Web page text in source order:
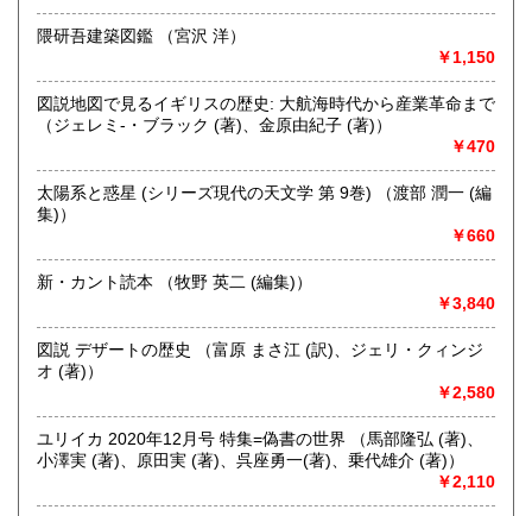
不死鳥BOOKSでは、書籍だけでなくCD、DVD、レコード、
ゲーム、おもちゃ、骨董品まであらゆるものの買い取りがで
きます。店主が、日本全国買取にお伺いいたします。お気軽
取り扱い分野
国書、サブカルチャー、古書一般（その他）
オールジャンル
隈研吾建築図鑑 （宮沢 洋）
￥1,150
図説地図で見るイギリスの歴史: 大航海時代から産業革命まで
（ジェレミ-・ブラック (著)、金原由紀子 (著)）
￥470
太陽系と惑星 (シリーズ現代の天文学 第 9巻) （渡部 潤一 (編
集)）
￥660
新・カント読本 （牧野 英二 (編集)）
￥3,840
図説 デザートの歴史 （富原 まさ江 (訳)、ジェリ・クィンジ
オ (著)）
￥2,580
ユリイカ 2020年12月号 特集=偽書の世界 （馬部隆弘 (著)、
小澤実 (著)、原田実 (著)、呉座勇一(著)、乗代雄介 (著)）
￥2,110